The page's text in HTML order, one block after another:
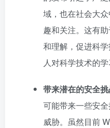
域，也在社会大
趣和关注。这有
和理解，促进科
人对科学技术的学
带来潜在的安全
可能带来一些安
威胁。虽然目前